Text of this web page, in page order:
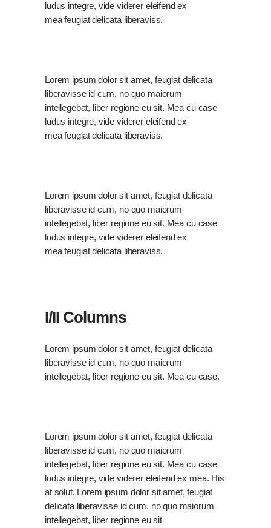
ludus integre, vide viderer eleifend ex
mea feugiat delicata liberaviss.
Lorem ipsum dolor sit amet, feugiat delicata
liberavisse id cum, no quo maiorum
intellegebat, liber regione eu sit. Mea cu case
ludus integre, vide viderer eleifend ex
mea feugiat delicata liberaviss.
Lorem ipsum dolor sit amet, feugiat delicata
liberavisse id cum, no quo maiorum
intellegebat, liber regione eu sit. Mea cu case
ludus integre, vide viderer eleifend ex
mea feugiat delicata liberaviss.
I/II Columns
Lorem ipsum dolor sit amet, feugiat delicata
liberavisse id cum, no quo maiorum
intellegebat, liber regione eu sit. Mea cu case.
Lorem ipsum dolor sit amet, feugiat delicata
liberavisse id cum, no quo maiorum
intellegebat, liber regione eu sit. Mea cu case
ludus integre, vide viderer eleifend ex mea. His
at solut. Lorem ipsum dolor sit amet, feugiat
delicata liberavisse id cum, no quo maiorum
intellegebat, liber regione eu sit